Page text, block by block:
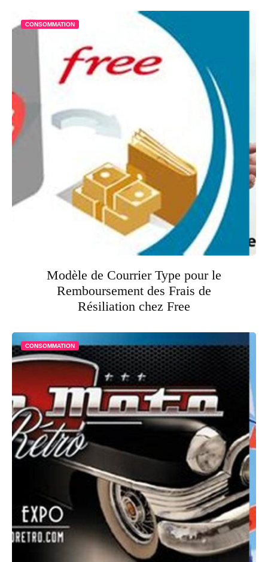
CONSOMMATION
Modèle de Courrier Type pour le
Remboursement des Frais de
Résiliation chez Free
CONSOMMATION